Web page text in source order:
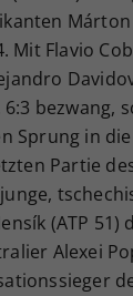
Márton
Mit Flavio
6:3 bezwang,
Sprung in
Partie
(ATP 51)
Alexei